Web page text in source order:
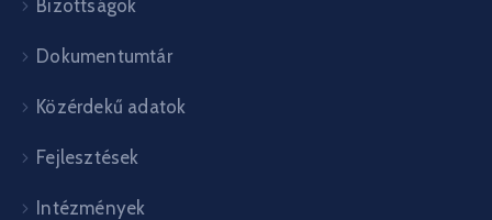
Bizottságok
Dokumentumtár
Közérdekű adatok
Fejlesztések
Intézmények